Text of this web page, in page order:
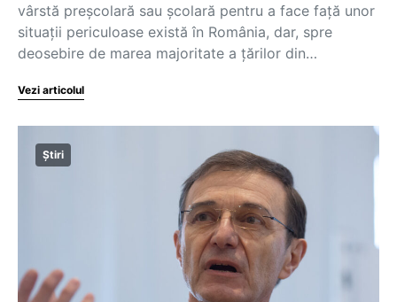
vârstă preșcolară sau școlară pentru a face față unor
situații periculoase există în România, dar, spre
deosebire de marea majoritate a țărilor din…
Vezi articolul
Știri